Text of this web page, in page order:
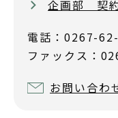
企画部 契
電話：0267-
ファックス：
お問い合わ